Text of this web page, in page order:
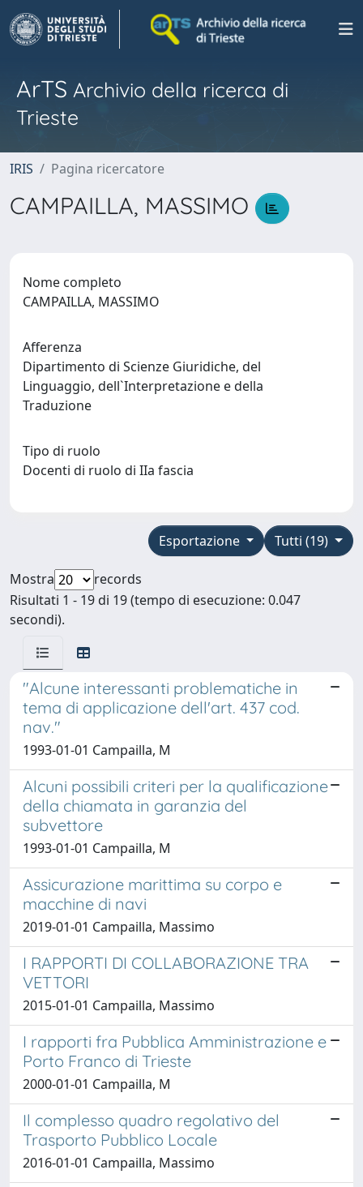
ArTS Archivio della ricerca di
Trieste
IRIS Pagina ricercatore
CAMPAILLA, MASSIMO
Nome completo
CAMPAILLA, MASSIMO
Afferenza
Dipartimento di Scienze Giuridiche, del
Linguaggio, dell`Interpretazione e della
Traduzione
Tipo di ruolo
Docenti di ruolo di IIa fascia
Tutti (19)
Esportazione
Mostra
records
Risultati 1 - 19 di 19 (tempo di esecuzione: 0.047
secondi).
"Alcune interessanti problematiche in
tema di applicazione dell'art. 437 cod.
nav."
1993-01-01 Campailla, M
Alcuni possibili criteri per la qualificazione
della chiamata in garanzia del
subvettore
1993-01-01 Campailla, M
Assicurazione marittima su corpo e
macchine di navi
2019-01-01 Campailla, Massimo
I RAPPORTI DI COLLABORAZIONE TRA
VETTORI
2015-01-01 Campailla, Massimo
I rapporti fra Pubblica Amministrazione e
Porto Franco di Trieste
2000-01-01 Campailla, M
Il complesso quadro regolativo del
Trasporto Pubblico Locale
2016-01-01 Campailla, Massimo